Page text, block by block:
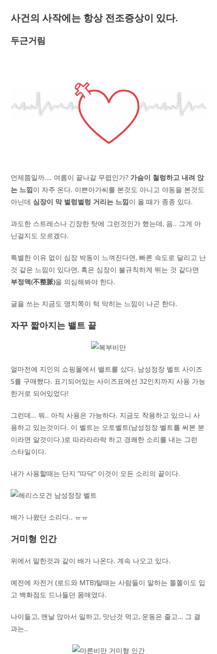
사건의 사작에는 항상 전조증상이 있다.
두근거림
언제쯤일까…. 여름이 끝나갈 무렵인가? 가슴이 철렁하고 내려 앉
는 느낌이 자주 온다. 이쁜아가씨를 본것도 아니고 야동을 본것도
아닌데심장이 막 벌렁벌렁 거리는 느낌이 올 때가 종종 있다.
과도한 스트레스나 긴장한 탓에 그런것인가 했는데, 음.. 그게 아
닌걸지도 모르겠다.
특별한 이유 없이 심장 박동이 느껴진다면, 빠른 속도로 달리고 난
것 같은 느낌이 있다면, 혹은 심장이 불규칙하게 뛰는 것 같다면
부정맥(不整脈)을 의심해봐야 한다.
글을 쓰는 지금도 명치쪽이 턱 막히는 느낌이 나곤 한다.
자꾸 짧아지는 밸트 끝
얼마전에 지인의 쇼핑몰에서 밸트를 샀다. 남성정장 벨트 사이즈
S를 구매했다. 표기되어있는 사이즈표에선 32인치까지 사용 가능
한거로 되어있었다!
그런데… 뭐.. 아직 사용은 가능하다. 지금도 착용하고 있으니 사
용하고 있는것이다. 이 벨트는 오토벨트(남성정장 벨트를 써본 분
이라면 알것이다.)로 따라라라락 하고 경쾌한 소리를 내는 그런
스타일이다.
내가 사용할때는 단지 “따닥” 이것이 모든 소리의 끝이다.
배가 나왔단 소리다.. ㅠㅠ
거미형 인간
위에서 말한것과 같이 배가 나온다. 계속 나오고 있다.
예전에 자전거 (로드와 MTB)탈때는 사람들이 말하는 쫄쫄이도 입
고 백화점도 드나들던 몸매였다.
나이들고, 맨날 앉아서 일하고, 맛난것 먹고, 운동은 줄고… 그 결
과는..